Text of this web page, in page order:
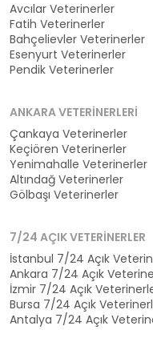
Avcılar Veterinerler
Fatih Veterinerler
Bahçelievler Veterinerler
Esenyurt Veterinerler
Pendik Veterinerler
ANKARA VETERINERLERI
Çankaya Veterinerler
Keçiören Veterinerler
Yenimahalle Veterinerler
Altındağ Veterinerler
Gölbaşı Veterinerler
7/24 AÇIK VETERINERLER
İstanbul 7/24 Açık
Ankara 7/24 Açık
İzmir 7/24 Açık
Bursa 7/24 Açık
Antalya 7/24 Açık